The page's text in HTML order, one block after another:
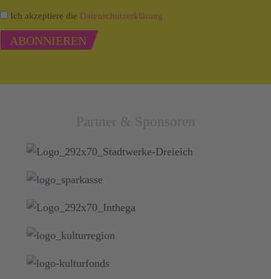
Ich akzeptiere die Datenschutzerklärung
ABONNIEREN
Partner & Sponsoren